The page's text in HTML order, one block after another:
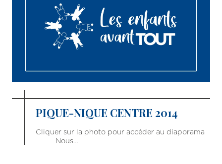
PIQUE-NIQUE CENTRE 2014
Cliquer sur la photo pour accéder au diaporama
Nous…